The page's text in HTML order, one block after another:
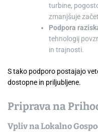
turbine,
zmanjšuje
Podpora
tehnologij
in trajnosti.
S tako podporo postajajo
dostopne in priljubljene.
Priprava na
Vpliv na Lokalno